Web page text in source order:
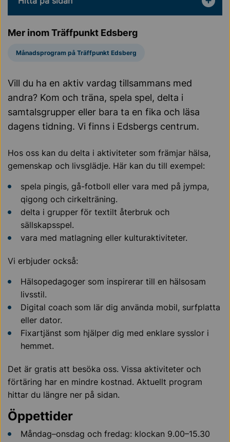
Mer inom Träffpunkt Edsberg
Månadsprogram på Träffpunkt Edsberg
Vill du ha en aktiv vardag tillsammans med
andra? Kom och träna, spela spel, delta i
samtalsgrupper eller bara ta en fika och läsa
dagens tidning. Vi finns i Edsbergs centrum.
Hos oss kan du delta i aktiviteter som främjar hälsa,
gemenskap och livsglädje. Här kan du till exempel:
spela pingis, gå-fotboll eller vara med på jympa,
qigong och cirkelträning.
delta i grupper för textilt återbruk och
sällskapsspel.
vara med matlagning eller kulturaktiviteter.
Vi erbjuder också:
Hälsopedagoger som inspirerar till en hälsosam
livsstil.
Digital coach som lär dig använda mobil, surfplatta
eller dator.
Fixartjänst som hjälper dig med enklare sysslor i
hemmet.
Det är gratis att besöka oss. Vissa aktiviteter och
förtäring har en mindre kostnad. Aktuellt program
hittar du längre ner på sidan.
Öppettider
Måndag–onsdag och fredag: klockan 9.00–15.30